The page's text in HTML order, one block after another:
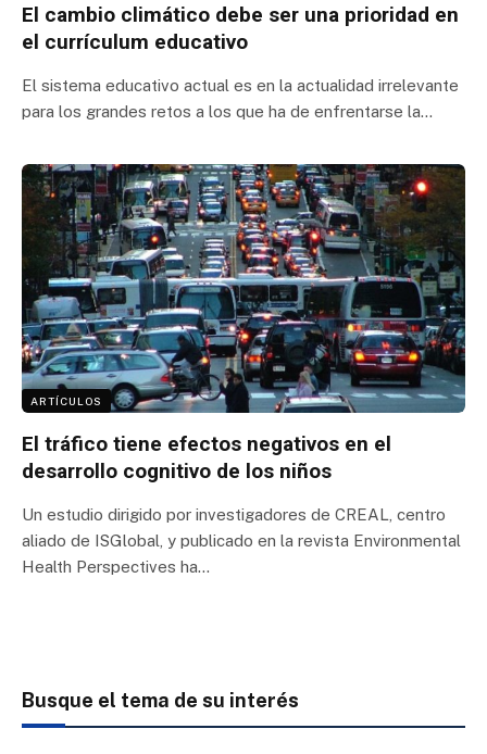
El cambio climático debe ser una prioridad en
el currículum educativo
El sistema educativo actual es en la actualidad irrelevante
para los grandes retos a los que ha de enfrentarse la…
ARTÍCULOS
El tráfico tiene efectos negativos en el
desarrollo cognitivo de los niños
Un estudio dirigido por investigadores de CREAL, centro
aliado de ISGlobal, y publicado en la revista Environmental
Health Perspectives ha…
Busque el tema de su interés